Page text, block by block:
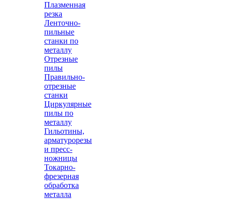
Плазменная
резка
Ленточно-
пильные
станки по
металлу
Отрезные
пилы
Правильно-
отрезные
станки
Циркулярные
пилы по
металлу
Гильотины,
арматурорезы
и пресс-
ножницы
Токарно-
фрезерная
обработка
металла